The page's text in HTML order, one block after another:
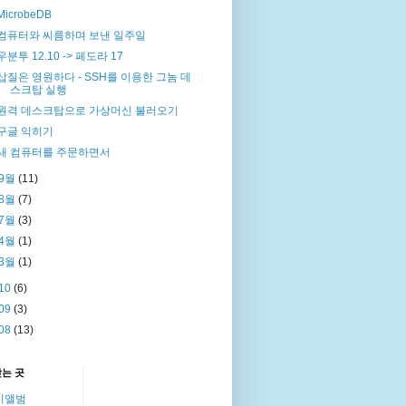
퓨터와 씨름하며 보낸 일주일
분투 12.10 -> 페도라 17
질은 영원하다 - SSH를 이용한 그놈 데
스크탑 실행
격 데스크탑으로 가상머신 불러오기
글 익히기
컴퓨터를 주문하면서
월(11)
월(7)
월(3)
월(1)
월(1)
(6)
(3)
(13)
곳
앨범